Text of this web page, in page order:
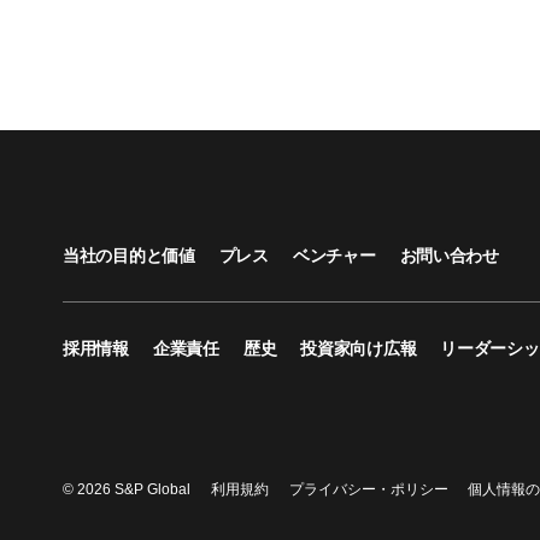
当社の目的と価値 プレス ベンチャー お問い合わせ
採用情報 企業責任 歴史 投資家向け広報 リーダーシ
© 2026 S&P Global 利用規約 プライバシー・ポリシー 個人情報